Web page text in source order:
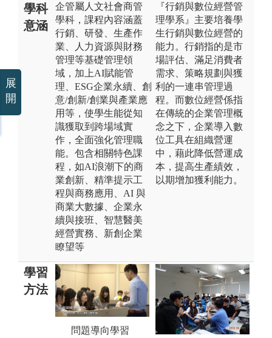
學科
意涵
企管屬人文社會商管
學科，課程內容涵蓋
行銷、研發、生產作
業、人力資源與財務
管理等基礎管理領
域，加上AI賦能管
理、ESG企業永續、創
意/創新/創業與產業應
用等，使學生能從知
識獲取到跨場域實
作，全面強化管理職
能。包含相關特色課
程，如AI浪潮下的商
業創新、精準提示工
程與商務應用、AI 與
商業大數據、企業永
續與接班、智慧醫美
經營實務、新創企業
瞭望等
『行銷與數位經營管
理學系』主要培養學
生行銷與數位經營的
能力。行銷指的是市
場評估、滿足消費者
需求、策略規劃與獲
利的一連串管理過
程。而數位經營係指
在傳統的企業管理概
念之下，企業導入數
位工具在組織營運
中，藉此降低營運成
本，提高生產績效，
以期增加獲利能力。
學習
方法
問題導向學習
展
開